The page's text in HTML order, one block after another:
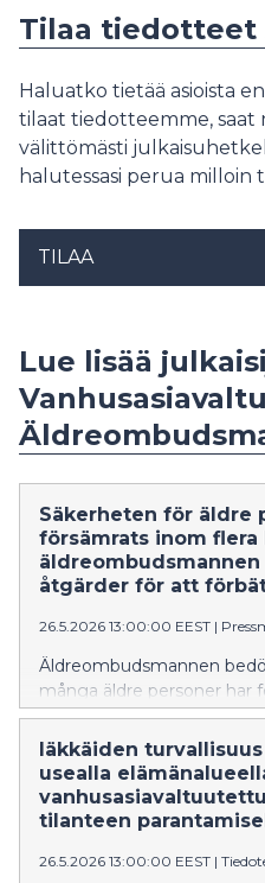
Tilaa tiedotteet
Haluatko tietää asioista
tilaat tiedotteemme, saat
välittömästi
halutessasi perua milloin
TILAA
Lue lisää
Säkerheten för äldre
försämrats inom flera
åtgärder för att
26.5.2026 13:00:00 EEST |
Äldreombudsmannen
många äldre personer har
livsområden och
förbättra situationen.
att de äldres viktiga roll i
den samhälleliga
än i nuläget.
som publicerats idag.
Iäkkäiden
usealla
tilanteen
26.5.2026 13:00:00 EEST |